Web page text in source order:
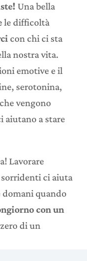
Una bella
le difficoltà
con chi ci sta
nostra vita.
emotive e il
serotonina,
vengono
aiutano a stare
Lavorare
sorridenti ci aiuta
domani quando
con un
di un